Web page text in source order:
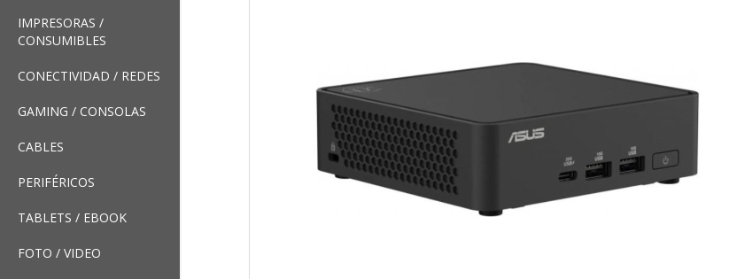
IMPRESORAS /
CONSUMIBLES
CONECTIVIDAD / REDES
GAMING / CONSOLAS
CABLES
PERIFÉRICOS
TABLETS / EBOOK
FOTO / VIDEO